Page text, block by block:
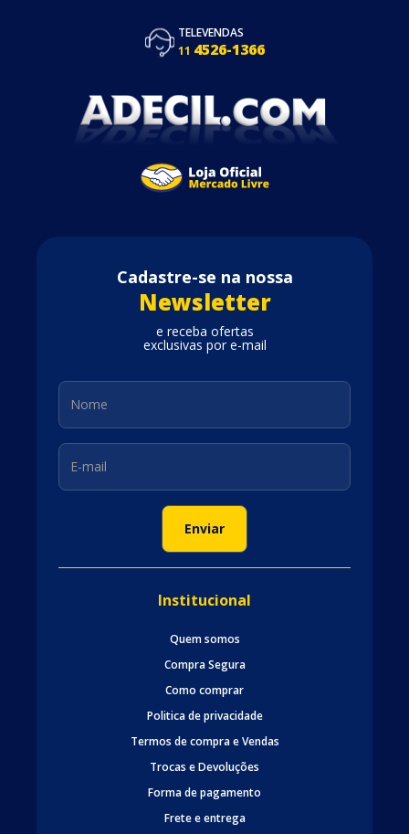
TELEVENDAS
11 4526-1366
Cadastre-se na nossa
Newsletter
e receba ofertas
exclusivas por e-mail
Institucional
Quem somos
Compra Segura
Como comprar
Politica de privacidade
Termos de compra e Vendas
Trocas e Devoluções
Forma de pagamento
Frete e entrega